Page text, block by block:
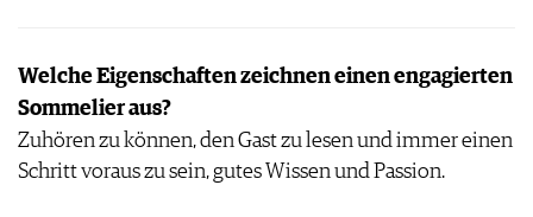
AWARDS
EVENT-BILDER
FOOD PAIRING TIPPS
FOOD PAIRING TABELLE
KULINARIK
REZEPTE
MAGAZIN
REPORTAGEN
DOSSIER
Welche Eigenschaften zeichnen einen engagierten
Sommelier aus?
Zuhören zu können, den Gast zu lesen und immer einen
Schritt voraus zu sein, gutes Wissen und Passion.